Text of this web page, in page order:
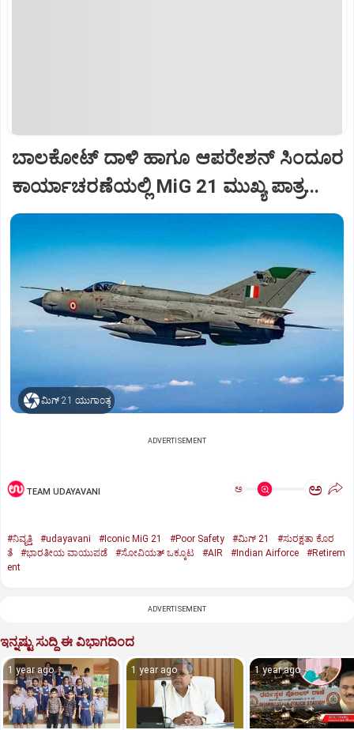
ಬಾಲಕೋಟ್‌ ದಾಳಿ ಹಾಗೂ ಆಪರೇಶನ್‌ ಸಿಂದೂರ
ಕಾರ್ಯಾಚರಣೆಯಲ್ಲಿ MiG 21 ಮುಖ್ಯ ಪಾತ್ರ...
ಮಿಗ್‌ 21 ಯುಗಾಂತ್ಯ
ADVERTISEMENT
TEAM UDAYAVANI ಅ ಅ
#ನಿವೃತ್ತಿ #udayavani #Iconic MiG 21 #Poor Safety #ಮಿಗ್‌ 21
#ಸುರಕ್ಷತಾ ಕೊರ
ತೆ
#ಭಾರತೀಯ ವಾಯುಪಡೆ #ಸೋವಿಯತ್‌ ಒಕ್ಕೂಟ #AIR #Indian Airforce
#Retirem
ent
ADVERTISEMENT
ಇನ್ನಷ್ಟು ಸುದ್ದಿ ಈ ವಿಭಾಗದಿಂದ
1 year ago 1 year ago 1 year ago